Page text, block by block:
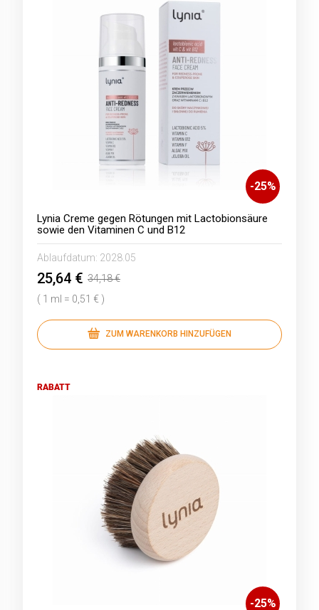
-25%
Lynia Creme gegen Rötungen mit Lactobionsäure
sowie den Vitaminen C und B12
Ablaufdatum: 2028.05
25,64 € 34,18 €
( 1 ml = 0,51 € )
ZUM WARENKORB HINZUFÜGEN
-25%
RABATT